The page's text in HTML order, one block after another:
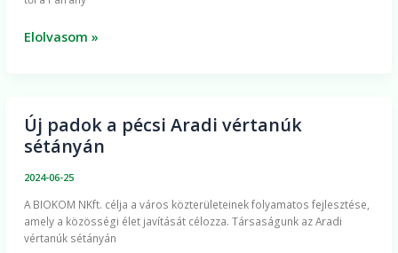
több
Elolvasom »
Új padok a pécsi Aradi vértanúk
sétányán
2024-06-25
A BIOKOM NKft. célja a város közterületeinek folyamatos fejlesztése,
amely a közösségi élet javítását célozza. Társaságunk az Aradi
vértanúk sétányán
Új
padok
Aradi
vértanúk